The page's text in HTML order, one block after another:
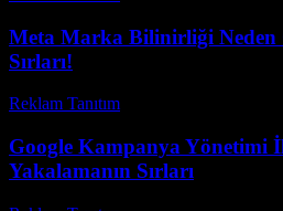
Meta Marka Bilinirliği Neden
Sırları!
Reklam Tanıtım
Google Kampanya Yönetimi
Yakalamanın Sırları